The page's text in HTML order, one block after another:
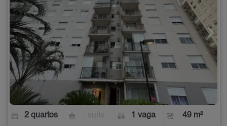
2 quartos 1 vaga 49 m²